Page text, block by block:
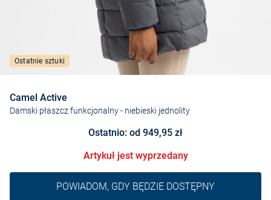
Ostatnie sztuki
Camel Active
Damski płaszcz funkcjonalny- niebieski jednolity
Ostatnio: od 949,95 zł
Artykuł jest wyprzedany
POWIADOM, GDY BĘDZIE DOSTĘPNY